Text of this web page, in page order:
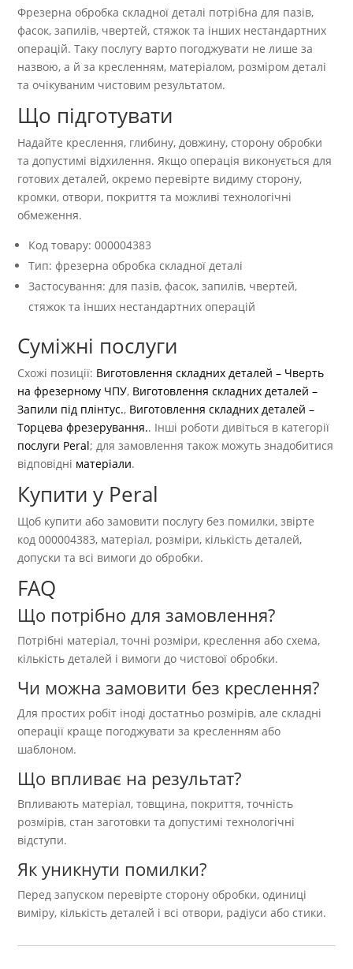
Фрезерна обробка складної деталі потрібна для пазів,
фасок, запилів, чвертей, стяжок та інших нестандартних
операцій. Таку послугу варто погоджувати не лише за
назвою, а й за кресленням, матеріалом, розміром деталі
та очікуваним чистовим результатом.
Що підготувати
Надайте креслення, глибину, довжину, сторону обробки
та допустимі відхилення. Якщо операція виконується для
готових деталей, окремо перевірте видиму сторону,
кромки, отвори, покриття та можливі технологічні
обмеження.
Код товару: 000004383
Тип: фрезерна обробка складної деталі
Застосування: для пазів, фасок, запилів, чвертей,
стяжок та інших нестандартних операцій
Суміжні послуги
Схожі позиції: Виготовлення складних деталей – Чверть
на фрезерному ЧПУ, Виготовлення складних деталей –
Запили під плінтус., Виготовлення складних деталей –
Торцева фрезерування.. Інші роботи дивіться в категорії
послуги Peral; для замовлення також можуть знадобитися
відповідні матеріали.
Купити у Peral
Щоб купити або замовити послугу без помилки, звірте
код 000004383, матеріал, розміри, кількість деталей,
допуски та всі вимоги до обробки.
FAQ
Що потрібно для замовлення?
Потрібні матеріал, точні розміри, креслення або схема,
кількість деталей і вимоги до чистової обробки.
Чи можна замовити без креслення?
Для простих робіт іноді достатньо розмірів, але складні
операції краще погоджувати за кресленням або
шаблоном.
Що впливає на результат?
Впливають матеріал, товщина, покриття, точність
розмірів, стан заготовки та допустимі технологічні
відступи.
Як уникнути помилки?
Перед запуском перевірте сторону обробки, одиниці
виміру, кількість деталей і всі отвори, радіуси або стики.